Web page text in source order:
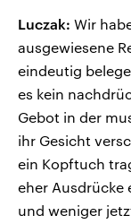
Luczak: Wir
ausgewiesene
eindeutig
es kein
Gebot in der
ihr Gesicht
ein Kopftuch
eher Ausdrücke
und weniger